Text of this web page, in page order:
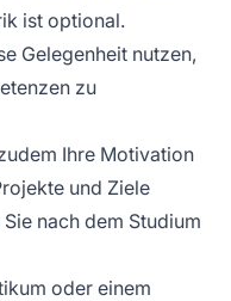
ist optional.
Gelegenheit nutzen,
zu
Ihre Motivation
und Ziele
nach dem Studium
oder einem